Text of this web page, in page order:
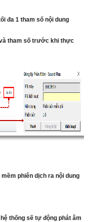
đa 1 tham số nội dung
tham số trước khi thực
phiên dịch ra nội dung
thống sẽ tự động phát âm